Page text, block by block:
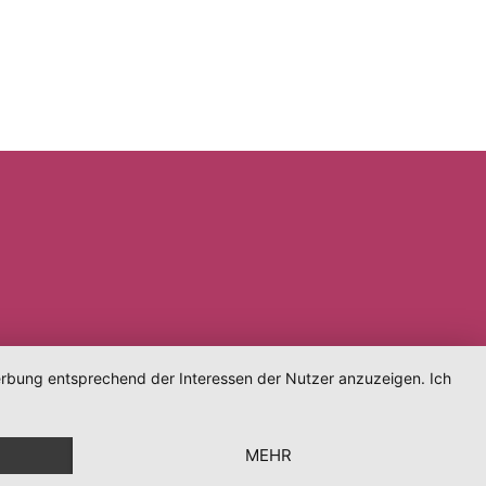
entsprechend der Interessen der Nutzer anzuzeigen. Ich
MEHR